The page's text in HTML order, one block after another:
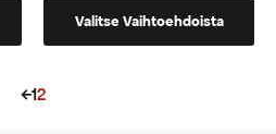
Valitse Vaihtoehdoista
tuotteella
vaihtoehtoja,
←12